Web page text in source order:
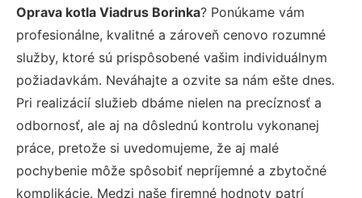
Oprava kotla Viadrus Borinka? Ponúkame vám
profesionálne, kvalitné a zároveň cenovo rozumné
služby, ktoré sú prispôsobené vašim individuálnym
požiadavkám. Neváhajte a ozvite sa nám ešte dnes.
Pri realizácií služieb dbáme nielen na precíznosť a
odbornosť, ale aj na dôslednú kontrolu vykonanej
práce, pretože si uvedomujeme, že aj malé
pochybenie môže spôsobiť nepríjemné a zbytočné
komplikácie. Medzi naše firemné hodnoty patrí